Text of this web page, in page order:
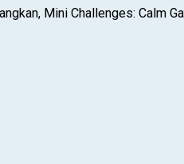
Mini Challenges: Calm